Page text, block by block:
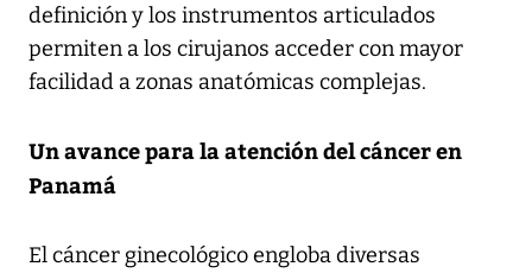
definición y los instrumentos articulados
permiten a los cirujanos acceder con mayor
facilidad a zonas anatómicas complejas.
Un avance para la atención del cáncer en
Panamá
El cáncer ginecológico engloba diversas